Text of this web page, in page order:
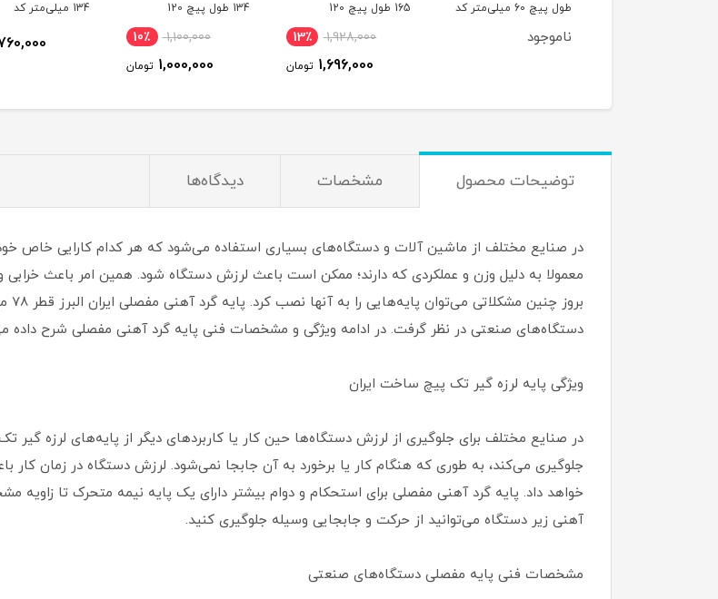
165 طول پیچ 120
میلی‌متر کد 002021931,928,000
134 طول پیچ 120
میلی‌متر کد 002021771,100,000 10٪
1,000,000 تومان
134 میلی‌متر کد
00202178
760,000 تومان
125 طول پیچ 130
700,000
توضیحات محصول مشخصات دیدگاه‌ها
در صنایع مختلف از ماشین آلات و دستگاه‌های بسیاری استفاده می‌شود که هر کدام کارایی خاص
معمولا به دلیل وزن و عملکردی که دارند؛ ممکن است باعث لرزش دستگاه شود. همین امر باعث خرابی
دستگاه‌های صنعتی در نظر گرفت. در ادامه ویژگی و مشخصات فنی پایه گرد آهنی مفصلی شرح داده
ویژگی پایه لرزه گیر تک پیچ ساخت ایران
در صنایع مختلف برای جلوگیری از لرزش دستگاه‌ها حین کار یا کاربردهای دیگر از پایه‌های لرزه
جلوگیری می‌کند، به طوری که هنگام کار یا برخورد به آن جابجا نمی‌شود. لرزش دستگاه در زمان
خواهد داد. پایه گرد آهنی مفصلی برای استحکام و دوام بیشتر دارای یک پایه نیمه متحرک تا
آهنی زیر دستگاه می‌توانید از حرکت و جابجایی وسیله جلوگیری کنید.
مشخصات فنی پایه مفصلی دستگاه‌های صنعتی